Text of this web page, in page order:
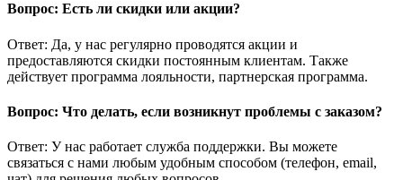
Вопрос: Есть ли скидки или акции?
Ответ: Да, у нас регулярно проводятся акции и
предоставляются скидки постоянным клиентам. Также
действует программа лояльности, партнерская программа.
Вопрос: Что делать, если возникнут проблемы с заказом?
Ответ: У нас работает служба поддержки. Вы можете
связаться с нами любым удобным способом (телефон, email,